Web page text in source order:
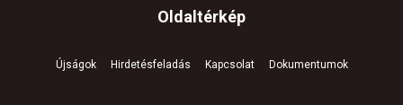
Oldaltérkép
Újságok Hirdetésfeladás Kapcsolat Dokumentumok